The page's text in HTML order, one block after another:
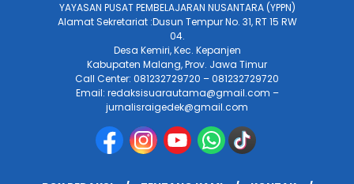
YAYASAN PUSAT PEMBELAJARAN NUSANTARA (YPPN)
Alamat Sekretariat :Dusun Tempur No. 31, RT 15 RW
04.
Desa Kemiri, Kec. Kepanjen
Kabupaten Malang, Prov. Jawa Timur
Call Center: 081232729720 – 081232729720
Email: redaksisuarautama@gmail.com –
jurnalisraigedek@gmail.com